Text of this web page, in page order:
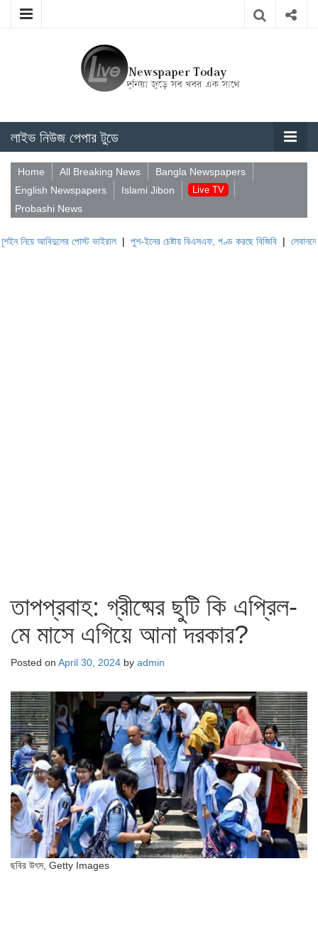
লাইভ নিউজ পেপার টুডে
Home All Breaking News
Bangla Newspapers
English Newspapers
Islami Jibon Live TV
Probashi News
পোস্ট ভাইরাল|পুশ-ইনের চেষ্টায় বিএসএফ, পণ্ড করছে বিজিবি|লেবাননের ঐতিহাসিক
তাপপ্রবাহ: গ্রীষ্মের ছুটি কি এপ্রিল-
মে মাসে এগিয়ে আনা দরকার?
Posted on April 30, 2024 by admin
ছবির উৎস, Getty Images